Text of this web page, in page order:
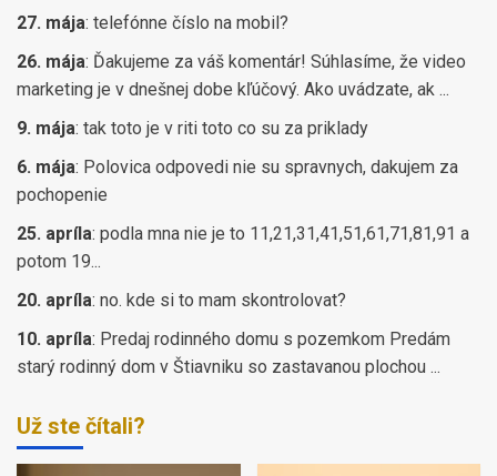
27. mája: telefónne číslo na mobil?
26. mája: Ďakujeme za váš komentár! Súhlasíme, že video
marketing je v dnešnej dobe kľúčový. Ako uvádzate, ak ...
9. mája: tak toto je v riti toto co su za priklady
6. mája: Polovica odpovedi nie su spravnych, dakujem za
pochopenie
25. apríla: podla mna nie je to 11,21,31,41,51,61,71,81,91 a
potom 19...
20. apríla: no. kde si to mam skontrolovat?
10. apríla: Predaj rodinného domu s pozemkom Predám
starý rodinný dom v Štiavniku so zastavanou plochou ...
Už ste čítali?